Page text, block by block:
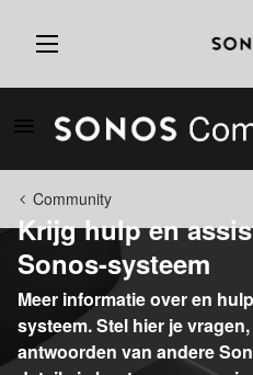
Community
Krijg hulp en
Sonos-systeem
Meer informatie over en
systeem. Stel hier je
antwoorden van andere